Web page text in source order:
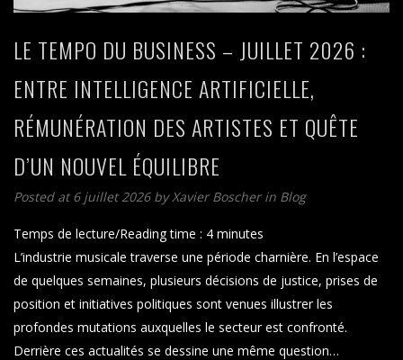
LE TEMPO DU BUSINESS – JUILLET 2026 :
ENTRE INTELLIGENCE ARTIFICIELLE,
RÉMUNÉRATION DES ARTISTES ET QUÊTE
D’UN NOUVEL ÉQUILIBRE
Posted at 6 juillet 2026 byXavier Boscher in Blog
Temps de lecture/Reading time : 4 minutes
L’industrie musicale traverse une période charnière. En l’espace
de quelques semaines, plusieurs décisions de justice, prises de
position et initiatives politiques sont venues illustrer les
profondes mutations auxquelles le secteur est confronté.
Derrière ces actualités se dessine une même question…